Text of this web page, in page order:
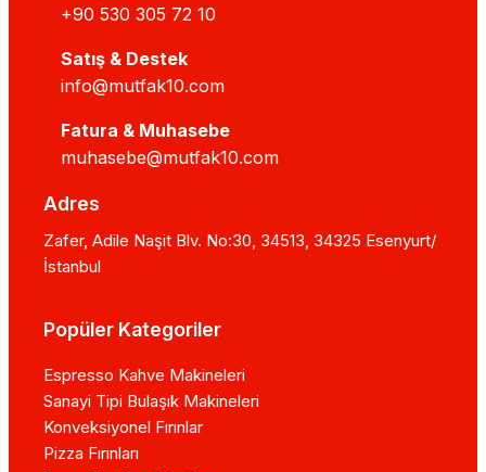
+90 530 305 72 10
Satış & Destek
info@mutfak10.com
Fatura & Muhasebe
muhasebe@mutfak10.com
Adres
Zafer, Adile Naşit Blv. No:30, 34513, 34325 Esenyurt/
İstanbul
Popüler Kategoriler
Espresso Kahve Makineleri
Sanayi Tipi Bulaşık Makineleri
Konveksiyonel Fırınlar
Pizza Fırınları